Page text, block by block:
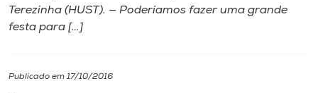
I.nova
Terezinha (HUST). — Poderíamos fazer uma grande
festa para […]
Publicado em 17/10/2016